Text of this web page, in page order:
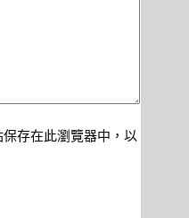
存在此瀏覽器中，以